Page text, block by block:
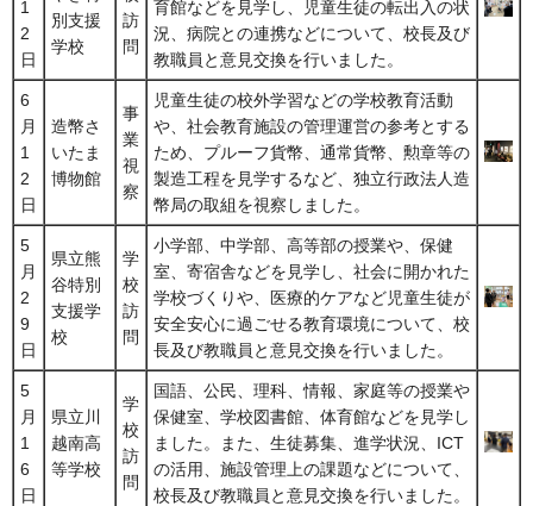
1
2
日
別支援
学校
訪
問
育館などを見学し、児童生徒の転出入の状
況、病院との連携などについて、校長及び
教職員と意見交換を行いました。
6
月
1
2
日
造幣さ
いたま
博物館
事
業
視
察
児童生徒の校外学習などの学校教育活動
や、社会教育施設の管理運営の参考とする
ため、プルーフ貨幣、通常貨幣、勲章等の
製造工程を見学するなど、独立行政法人造
幣局の取組を視察しました。
5
月
2
9
日
県立熊
谷特別
支援学
校
学
校
訪
問
小学部、中学部、高等部の授業や、保健
室、寄宿舎などを見学し、社会に開かれた
学校づくりや、医療的ケアなど児童生徒が
安全安心に過ごせる教育環境について、校
長及び教職員と意見交換を行いました。
5
月
1
6
日
県立川
越南高
等学校
学
校
訪
問
国語、公民、理科、情報、家庭等の授業や
保健室、学校図書館、体育館などを見学し
ました。また、生徒募集、進学状況、ICT
の活用、施設管理上の課題などについて、
校長及び教職員と意見交換を行いました。